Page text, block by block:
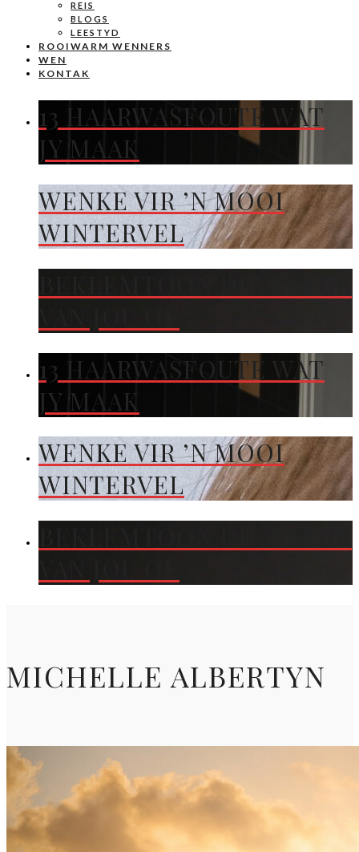
REIS
BLOGS
LEESTYD
ROOIWARM WENNERS
WEN
KONTAK
13 HAARWASFOUTE WAT
JY MAAK
WENKE VIR ’N MOOI
WINTERVEL
13 HAARWASFOUTE WAT
JY MAAK
WENKE VIR ’N MOOI
WINTERVEL
MICHELLE ALBERTYN